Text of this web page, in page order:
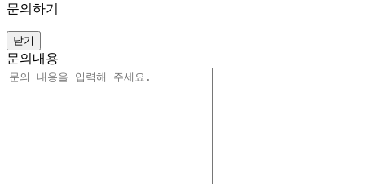
문의하기
닫기
문의내용